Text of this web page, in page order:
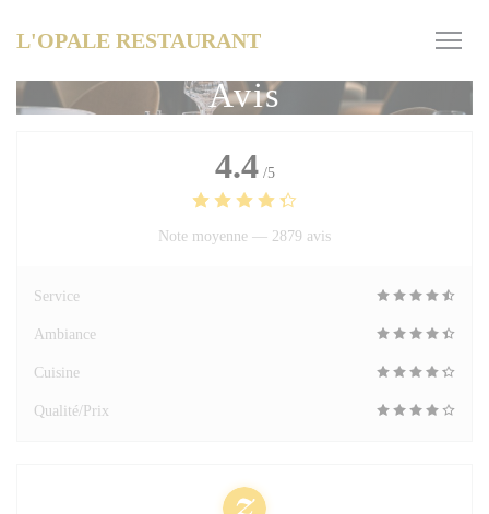
L'OPALE RESTAURANT
Avis
4.4 /5
Note moyenne — 2879 avis
Service
Ambiance
Cuisine
Qualité/Prix